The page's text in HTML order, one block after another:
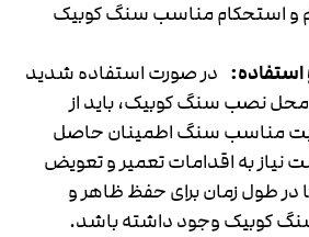
و استحکام مناسب سنگ کوبیک
استفاده: در صورت استفاده شدید
محل نصب سنگ کوبیک، باید از
مناسب سنگ اطمینان حاصل
نیاز به اقدامات تعمیر و تعویض
در طول زمان برای حفظ ظاهر و
کوبیک وجود داشته باشد.